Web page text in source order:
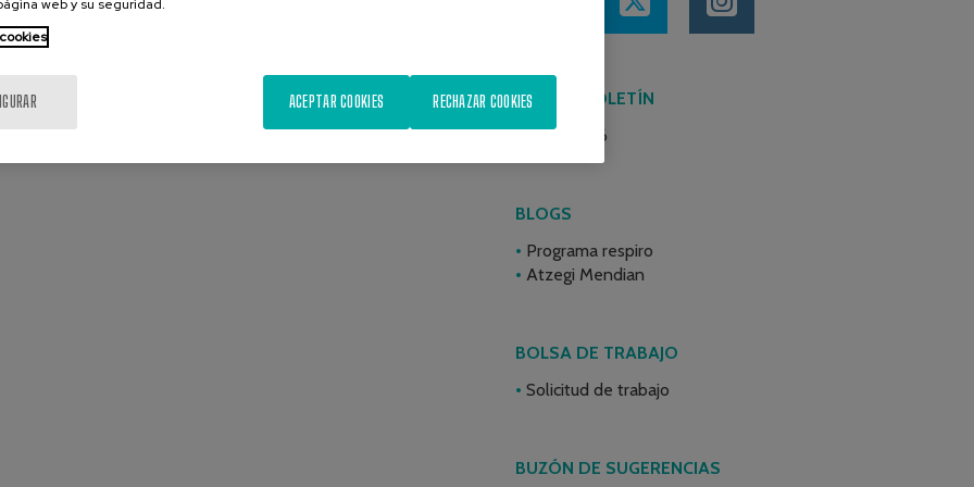
ÚLTIMO BOLETÍN
Junio 2026
BLOGS
Programa respiro
Atzegi Mendian
BOLSA DE TRABAJO
Solicitud de trabajo
BUZÓN DE SUGERENCIAS
web y su seguridad.
RECHAZAR COOKIES
ACEPTAR COOKIES